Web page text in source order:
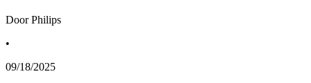
Door Philips
•
09/18/2025